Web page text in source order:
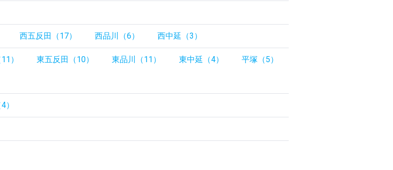
西五反田（17） 西品川（6） 西中延（3）
） 東五反田（10） 東品川（11） 東中延（4） 平塚（5）
）